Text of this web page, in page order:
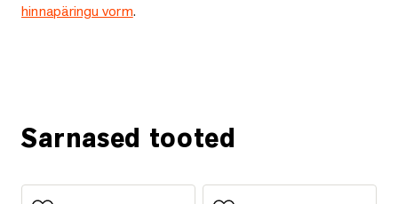
hinnapäringu vorm.
Sarnased tooted